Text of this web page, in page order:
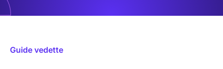
Guide vedette